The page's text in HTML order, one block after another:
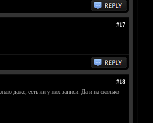
#17
#18
даже, есть ли у них записи. Да и на сколько